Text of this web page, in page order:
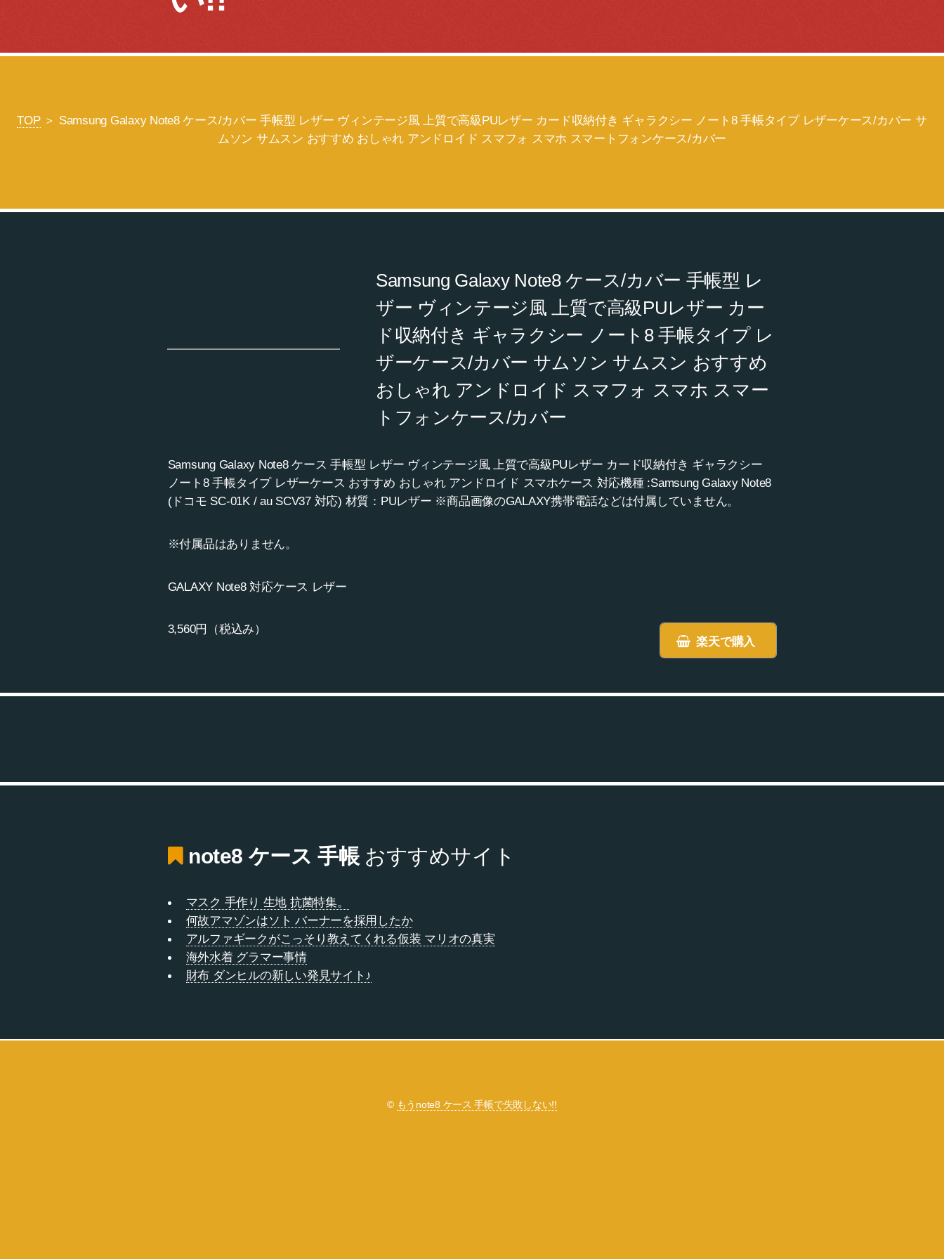
TOP＞ Samsung Galaxy Note8 ケース/カバー 手帳型 レザー ヴィンテージ風 上質で高級PUレザー カード収納付き ギャラクシー ノート8 手帳タイプ レザーケース/カバー サ
ムソン サムスン おすすめ おしゃれ アンドロイド スマフォ スマホ スマートフォンケース/カバー
Samsung Galaxy Note8 ケース/カバー 手帳型 レ
ザー ヴィンテージ風 上質で高級PUレザー カー
ド収納付き ギャラクシー ノート8 手帳タイプ レ
ザーケース/カバー サムソン サムスン おすすめ
おしゃれ アンドロイド スマフォ スマホ スマー
トフォンケース/カバー
Samsung Galaxy Note8 ケース 手帳型 レザー ヴィンテージ風 上質で高級PUレザー カード収納付き ギャラクシー
ノート8 手帳タイプ レザーケース おすすめ おしゃれ アンドロイド スマホケース 対応機種 :Samsung Galaxy Note8
(ドコモ SC-01K / au SCV37 対応) 材質：PUレザー ※商品画像のGALAXY携帯電話などは付属していません。
※付属品はありません。
GALAXY Note8 対応ケース レザー
楽天で購入
3,560円（税込み）
note8 ケース 手帳おすすめサイト
マスク 手作り 生地 抗菌特集。
何故アマゾンはソト バーナーを採用したか
アルファギークがこっそり教えてくれる仮装 マリオの真実
海外水着 グラマー事情
財布 ダンヒルの新しい発見サイト♪
© もうnote8 ケース 手帳で失敗しない!!